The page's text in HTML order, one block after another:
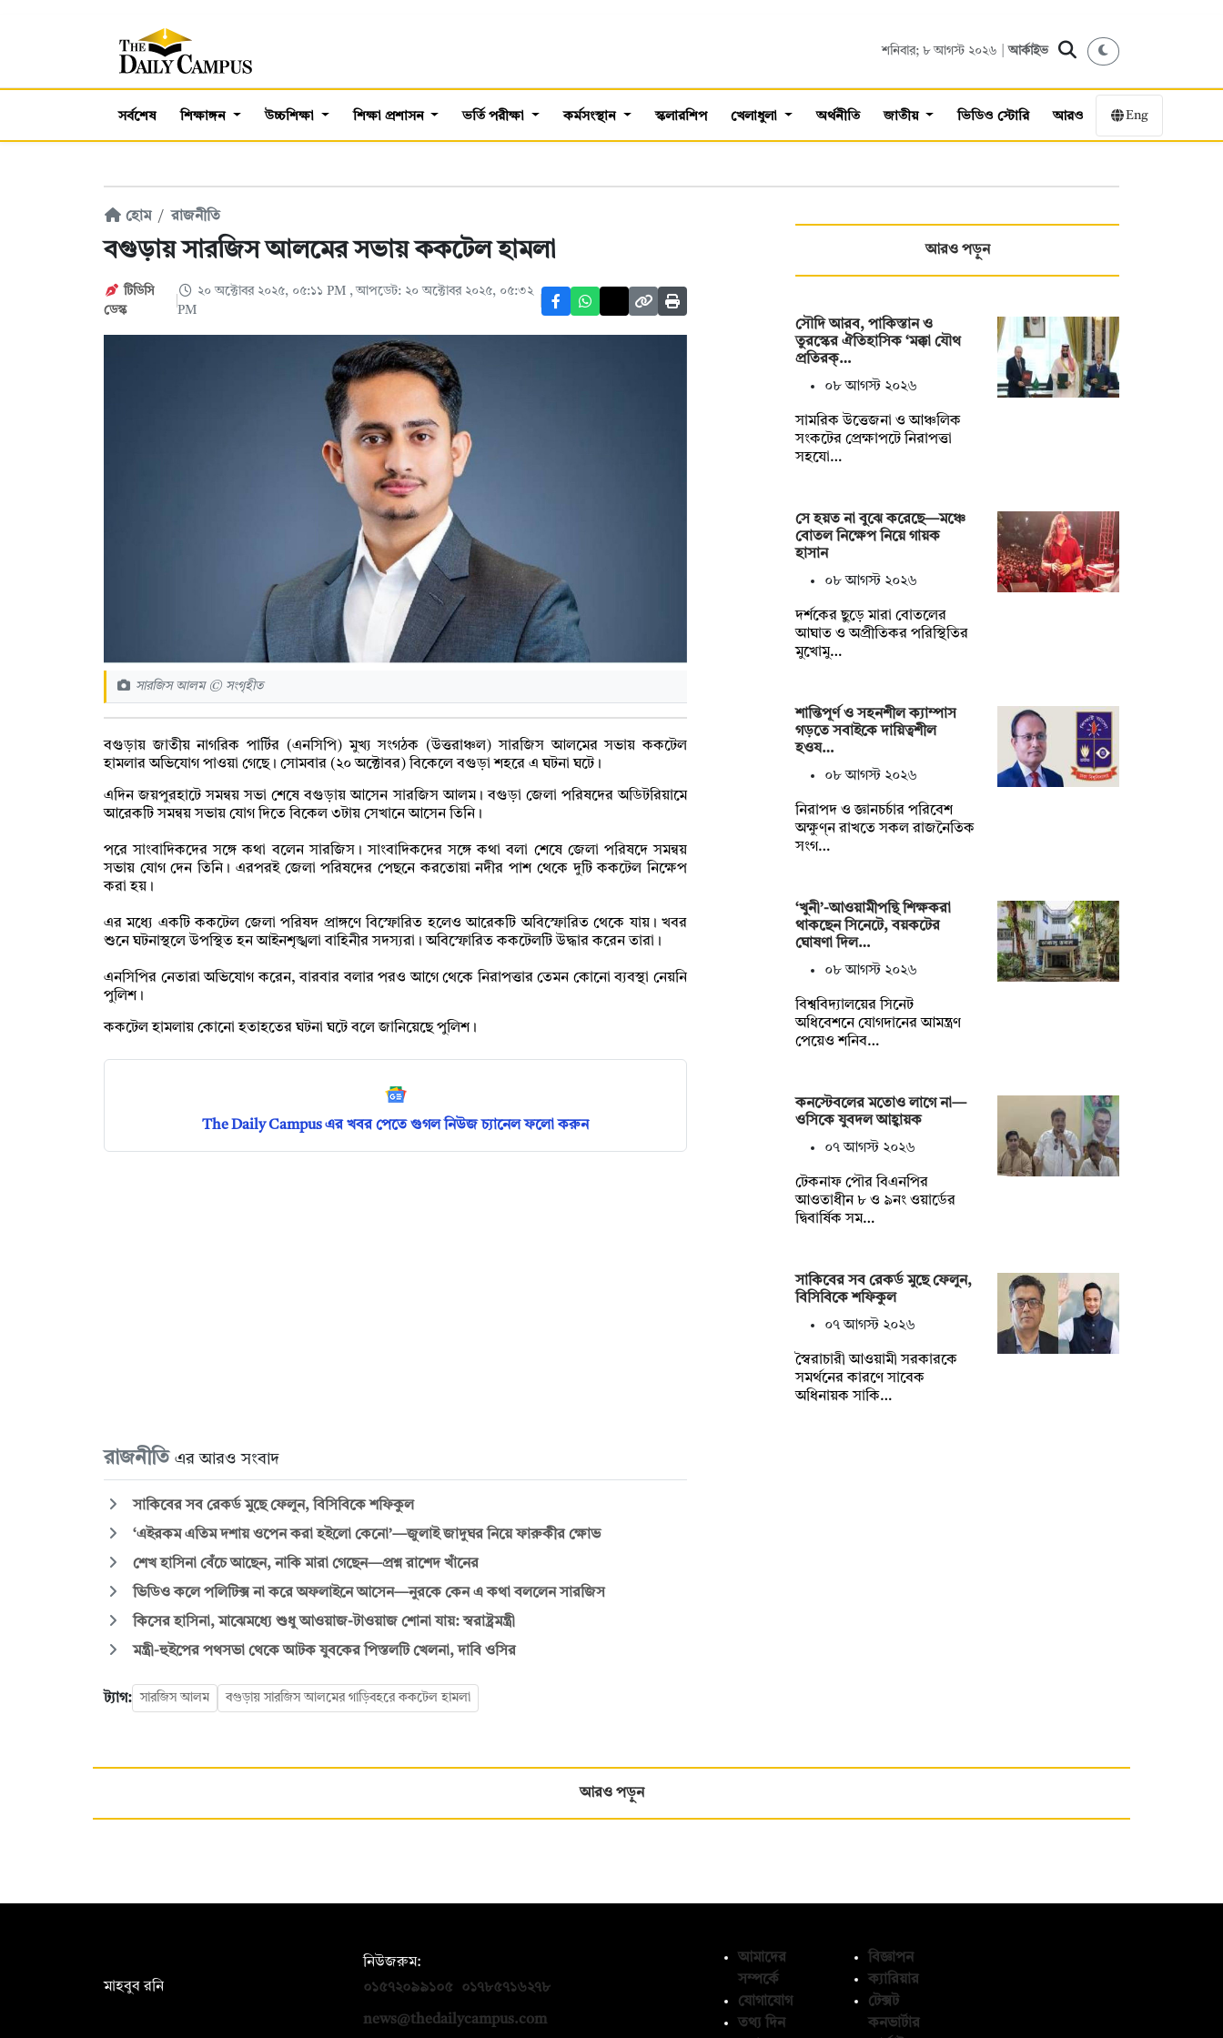
শনিবার; ৮ আগস্ট ২০২৬ |আর্কাইভ
সর্বশেষ শিক্ষাঙ্গন উচ্চশিক্ষা শিক্ষা প্রশাসন ভর্তি পরীক্ষা কর্মসংস্থান স্কলারশিপ খেলাধুলা অর্থনীতি জাতীয় ভিডিও স্টোরি আরও Eng
হোম রাজনীতি
বগুড়ায় সারজিস আলমের সভায় ককটেল হামলা
টিডিসি
ডেস্ক
২০ অক্টোবর ২০২৫, ০৫:১১ PM , আপডেট: ২০ অক্টোবর ২০২৫, ০৫:৩২
PM
সারজিস আলম © সংগৃহীত
বগুড়ায় জাতীয় নাগরিক পার্টির (এনসিপি) মুখ্য সংগঠক (উত্তরাঞ্চল) সারজিস আলমেরসভায়ককটেল
হামলার অভিযোগ পাওয়া গেছে। সোমবার (২০ অক্টোবর) বিকেলে বগুড়া শহরে এ ঘটনা ঘটে।
এদিন জয়পুরহাটে সমন্বয় সভা শেষে বগুড়ায় আসেন সারজিস আলম। বগুড়া জেলা পরিষদের অডিটরিয়ামে
আরেকটি সমন্বয় সভায় যোগ দিতে বিকেল ৩টায় সেখানে আসেন তিনি।
পরে সাংবাদিকদের সঙ্গে কথা বলেন সারজিস। সাংবাদিকদের সঙ্গে কথা বলা শেষে জেলা পরিষদে সমন্বয়
সভায় যোগ দেন তিনি। এরপরই জেলা পরিষদের পেছনে করতোয়া নদীর পাশ থেকে দুটি ককটেল নিক্ষেপ
করা হয়।
এর মধ্যে একটি ককটেল জেলা পরিষদ প্রাঙ্গণে বিস্ফোরিত হলেও আরেকটি অবিস্ফোরিত থেকে যায়। খবর
শুনে ঘটনাস্থলে উপস্থিত হন আইনশৃঙ্খলা বাহিনীর সদস্যরা। অবিস্ফোরিত ককটেলটি উদ্ধার করেন তারা।
এনসিপির নেতারা অভিযোগ করেন, বারবার বলার পরও আগে থেকে নিরাপত্তার তেমন কোনো ব্যবস্থা নেয়নি
পুলিশ।
ককটেল হামলায় কোনো হতাহতের ঘটনা ঘটে বলে জানিয়েছে পুলিশ।
The Daily Campus এর খবর পেতে গুগল নিউজ চ্যানেল ফলো করুন
রাজনীতি এর আরও সংবাদ
সাকিবের সব রেকর্ড মুছে ফেলুন, বিসিবিকে শফিকুল
‘এইরকম এতিম দশায় ওপেন করা হইলো কেনো’—জুলাই জাদুঘর নিয়ে ফারুকীর ক্ষোভ
শেখ হাসিনা বেঁচে আছেন, নাকি মারা গেছেন—প্রশ্ন রাশেদ খাঁনের
ভিডিও কলে পলিটিক্স না করে অফলাইনে আসেন—নুরকে কেন এ কথা বললেন সারজিস
কিসের হাসিনা, মাঝেমধ্যে শুধু আওয়াজ-টাওয়াজ শোনা যায়: স্বরাষ্ট্রমন্ত্রী
মন্ত্রী-হুইপের পথসভা থেকে আটক যুবকের পিস্তলটি খেলনা, দাবি ওসির
ট্যাগ: সারজিস আলম বগুড়ায় সারজিস আলমের গাড়িবহরে ককটেল হামলা
আরও পড়ুন
সৌদি আরব, পাকিস্তান ও
তুরস্কের ঐতিহাসিক ‘মক্কা যৌথ
প্রতিরক্…
০৮ আগস্ট ২০২৬
সামরিক উত্তেজনা ও আঞ্চলিক
সংকটের প্রেক্ষাপটে নিরাপত্তা
সহযো…
সে হয়ত না ‍বুঝে করেছে—মঞ্চে
বোতল নিক্ষেপ নিয়ে গায়ক
হাসান
০৮ আগস্ট ২০২৬
দর্শকের ছুড়ে মারা বোতলের
আঘাত ও অপ্রীতিকর পরিস্থিতির
মুখোমু…
শান্তিপূর্ণ ও সহনশীল ক্যাম্পাস
গড়তে সবাইকে দায়িত্বশীল
হওয…
০৮ আগস্ট ২০২৬
নিরাপদ ও জ্ঞানচর্চার পরিবেশ
অক্ষুণ্ন রাখতে সকল রাজনৈতিক
সংগ…
‘খুনী’-আওয়ামীপন্থি শিক্ষকরা
থাকছেন সিনেটে, বয়কটের
ঘোষণা দিল…
০৮ আগস্ট ২০২৬
বিশ্ববিদ্যালয়ের সিনেট
অধিবেশনে যোগদানের আমন্ত্রণ
পেয়েও শনিব…
কনস্টেবলের মতোও লাগে না—
ওসিকে যুবদল আহ্বায়ক
০৭ আগস্ট ২০২৬
টেকনাফ পৌর বিএনপির
আওতাধীন ৮ ও ৯নং ওয়ার্ডের
দ্বিবার্ষিক সম…
সাকিবের সব রেকর্ড মুছে ফেলুন,
বিসিবিকে শফিকুল
০৭ আগস্ট ২০২৬
স্বৈরাচারী আওয়ামী সরকারকে
সমর্থনের কারণে সাবেক
অধিনায়ক সাকি…
আরও পড়ুন
মাহবুব রনি
নিউজরুম:
০১৫৭২০৯৯১০৫
০১৭৮৫৭১৬২৭৮
news@thedailycampus.com
আমাদের
সম্পর্কে
যোগাযোগ
তথ্য দিন
বিজ্ঞাপন
ক্যারিয়ার
টেক্সট
কনভার্টার